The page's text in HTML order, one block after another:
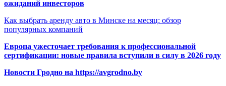
ожиданий инвесторов
Как выбрать аренду авто в Минске на месяц: обзор
популярных компаний
Европа ужесточает требования к профессиональной
сертификации: новые правила вступили в силу в 2026 году
Новости Гродно на https://avgrodno.by